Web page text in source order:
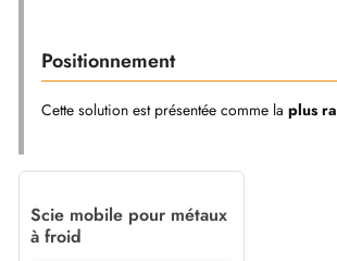
Positionnement
Cette solution est présentée comme la plus
Scie mobile pour métaux
à froid